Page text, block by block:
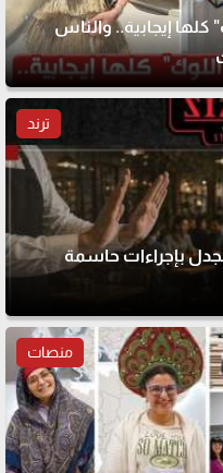
ياسمين يسري: "يلا نفسح اللوك" كلها إيجابية.. والناس
ترند
بإجراءات حاسمة
منصات